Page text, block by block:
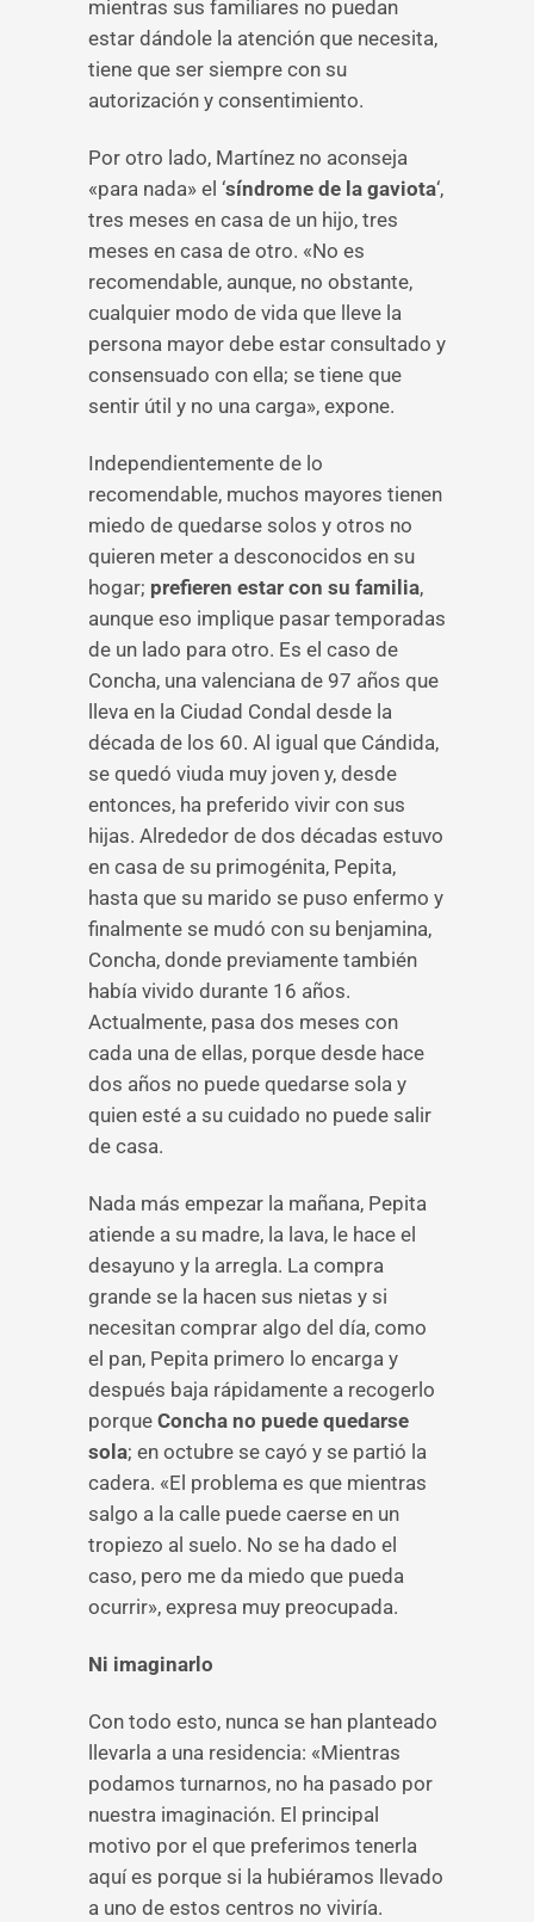
mientras sus familiares no puedan
estar dándole la atención que necesita,
tiene que ser siempre con su
autorización y consentimiento.
Por otro lado, Martínez no aconseja
«para nada» el ‘síndrome de la gaviota‘,
tres meses en casa de un hijo, tres
meses en casa de otro. «No es
recomendable, aunque, no obstante,
cualquier modo de vida que lleve la
persona mayor debe estar consultado y
consensuado con ella; se tiene que
sentir útil y no una carga», expone.
Independientemente de lo
recomendable, muchos mayores tienen
miedo de quedarse solos y otros no
quieren meter a desconocidos en su
hogar; prefieren estar con su familia,
aunque eso implique pasar temporadas
de un lado para otro. Es el caso de
Concha, una valenciana de 97 años que
lleva en la Ciudad Condal desde la
década de los 60. Al igual que Cándida,
se quedó viuda muy joven y, desde
entonces, ha preferido vivir con sus
hijas. Alrededor de dos décadas estuvo
en casa de su primogénita, Pepita,
hasta que su marido se puso enfermo y
finalmente se mudó con su benjamina,
Concha, donde previamente también
había vivido durante 16 años.
Actualmente, pasa dos meses con
cada una de ellas, porque desde hace
dos años no puede quedarse sola y
quien esté a su cuidado no puede salir
de casa.
Nada más empezar la mañana, Pepita
atiende a su madre, la lava, le hace el
desayuno y la arregla. La compra
grande se la hacen sus nietas y si
necesitan comprar algo del día, como
el pan, Pepita primero lo encarga y
después baja rápidamente a recogerlo
porque Concha no puede quedarse
sola; en octubre se cayó y se partió la
cadera. «El problema es que mientras
salgo a la calle puede caerse en un
tropiezo al suelo. No se ha dado el
caso, pero me da miedo que pueda
ocurrir», expresa muy preocupada.
Ni imaginarlo
Con todo esto, nunca se han planteado
llevarla a una residencia: «Mientras
podamos turnarnos, no ha pasado por
nuestra imaginación. El principal
motivo por el que preferimos tenerla
aquí es porque si la hubiéramos llevado
a uno de estos centros no viviría.